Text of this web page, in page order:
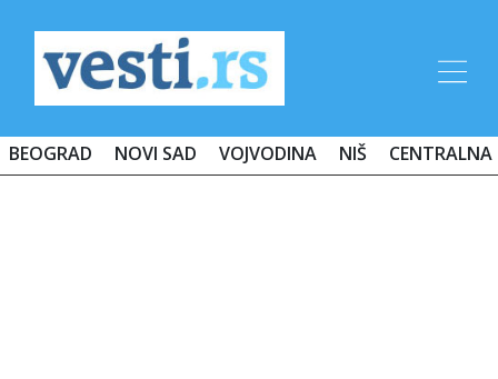
BEOGRAD NOVI SAD VOJVODINA NIŠ CENTRALNA